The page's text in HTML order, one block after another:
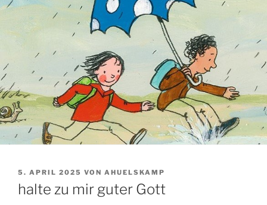
VERÖFFENTLICHT
AM
5. APRIL 2025 VON AHUELSKAMP
halte zu mir guter Gott